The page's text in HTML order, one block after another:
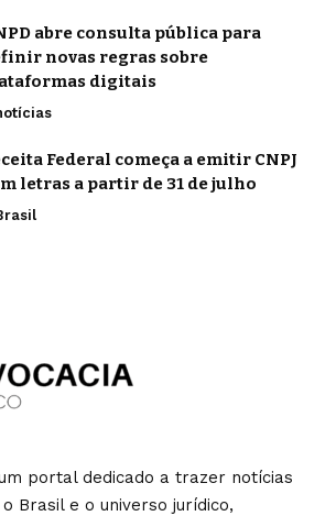
abre consulta pública para
novas regras sobre
digitais
Federal começa a emitir CNPJ
letras a partir de 31 de julho
portal dedicado a trazer notícias
Brasil e o universo jurídico,